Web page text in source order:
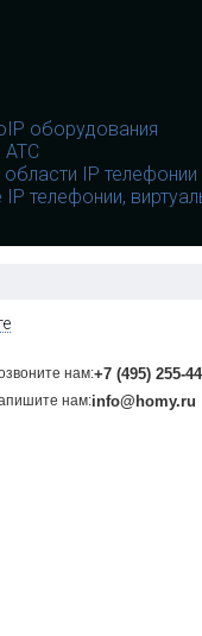
оборудования
АТС
области IP телефонии
телефонии,
нам:+7 (495) 255-
нам:info@homy.ru